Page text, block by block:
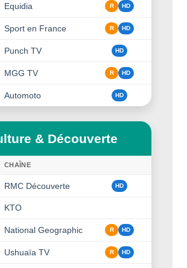
Equidia R HD
Sport en France R HD
Punch TV HD
MGG TV R HD
Automoto HD
& Découverte
CHAÎNE
RMC Découverte HD
KTO
National Geographic R HD
Ushuaïa TV R HD